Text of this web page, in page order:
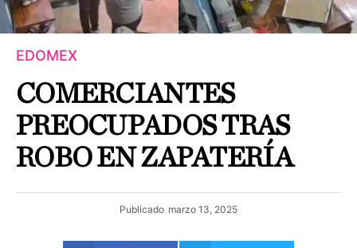
EDOMEX
COMERCIANTES
PREOCUPADOS TRAS
ROBO EN ZAPATERÍA
Publicado marzo 13, 2025